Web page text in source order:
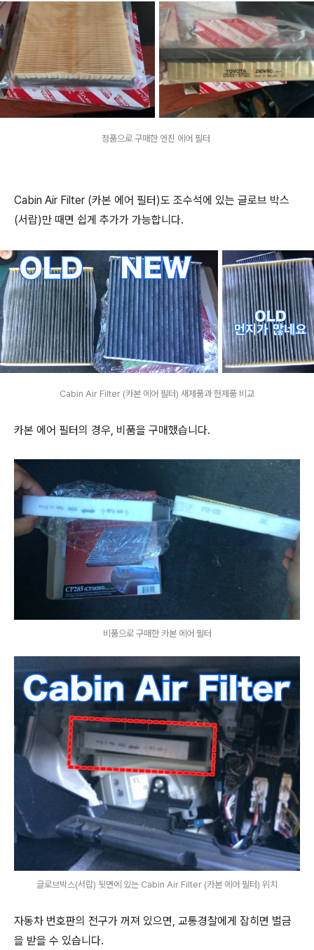
정품으로 구매한 엔진 에어 필터
Cabin Air Filter (카본 에어 필터)도 조수석에 있는 글로브 박스
(서랍)만 때면 쉽게 추가가 가능합니다.
Cabin Air Filter (카본 에어 필터) 새제품과 헌제품 비교
카본 에어 필터의 경우, 비품을 구매했습니다.
비품으로 구매한 카본 에어 필터
글로브박스(서랍) 뒷면에 있는 Cabin Air Filter (카본 에어 필터) 위치
자동차 번호판의 전구가 꺼져 있으면, 교통경찰에게 잡히면 벌금
을 받을 수 있습니다.